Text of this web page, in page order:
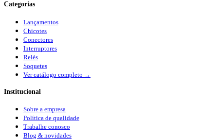
Categorias
Lançamentos
Chicotes
Conectores
Interruptores
Relés
Soquetes
Ver catálogo completo →
Institucional
Sobre a empresa
Política de qualidade
Trabalhe conosco
Blog & novidades